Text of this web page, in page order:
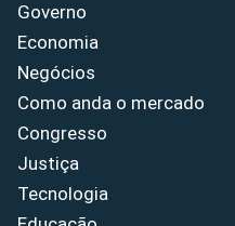
Governo
Economia
Negócios
Como anda o mercado
Congresso
Justiça
Tecnologia